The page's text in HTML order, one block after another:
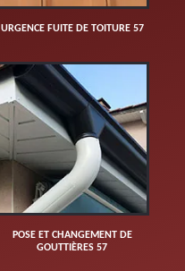
URGENCE FUITE DE TOITURE 57
POSE ET CHANGEMENT DE
GOUTTIÈRES 57